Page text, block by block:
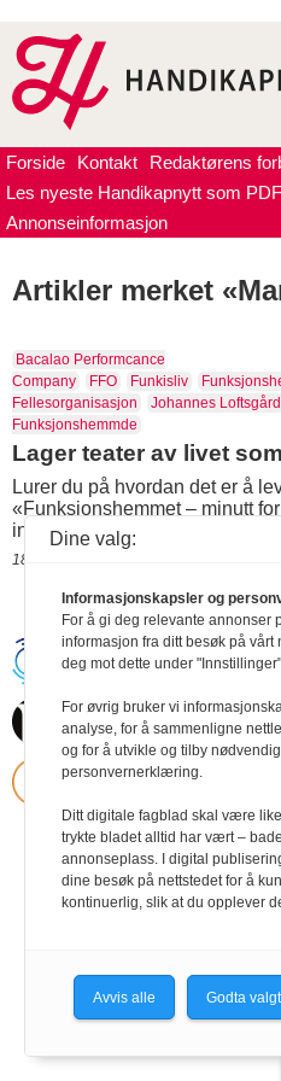
Forside Kontakt
Redaktørens
Les nyeste Handikapnytt som PDF
Annonseinformasjon
Artikler merket
Bacalao Performcance
Company
FFO Funkisliv
Fellesorganisasjon
Johannes Loftsgård
Funksjonshemmde
Lager teater av livet
Lurer du på hvordan det er å
«Funksjonshemmet – minutt
innblikk.
18.03.2017 09:30
Dine valg:
Informasjonskapsler og
For å gi deg relevante annonser
informasjon fra ditt besøk på vårt
deg mot dette under
For øvrig bruker vi
analyse, for å sammenligne
og for å utvikle og tilby
personvernerklæring.
Ditt digitale fagblad skal være
trykte bladet alltid har vært –
annonseplass. I digital
dine besøk på nettstedet for å
kontinuerlig, slik at du opplever
Avvis alle Godta